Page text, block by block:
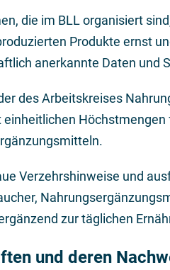
die im BLL organisiert
Produkte ernst
anerkannte Daten und
des Arbeitskreises
Verzehrshinweise und
zur täglichen
und deren